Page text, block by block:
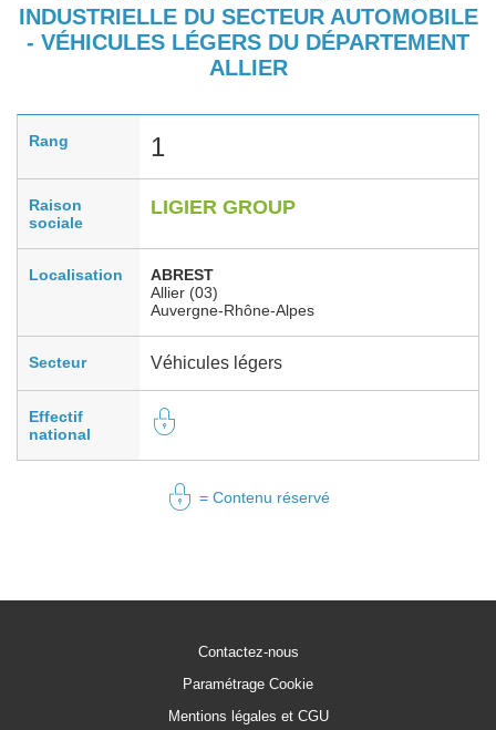
INDUSTRIELLE DU SECTEUR AUTOMOBILE
- VÉHICULES LÉGERS DU DÉPARTEMENT
ALLIER
Rang 1
Raison
sociale
LIGIER GROUP
Localisation
ABREST
Allier (03)
Auvergne-Rhône-Alpes
Secteur Véhicules légers
Effectif
national
= Contenu réservé
Contactez-nous
Paramétrage Cookie
Mentions légales et CGU